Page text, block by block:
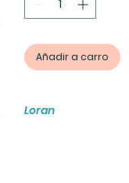
Añadir a carro
Loran